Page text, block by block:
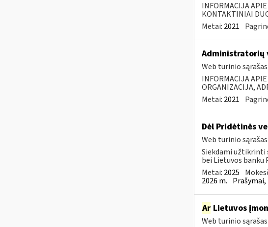
INFORMACIJA
KONTAKTINIAI
Metai: 2021
Administratorių
Web turinio sąrašas
INFORMACIJA
ORGANIZACIJA,
Metai: 2021
Dėl Pridėtinės
Web turinio sąrašas
Siekdami užtikrinti
bei Lietuvos banku
Metai: 2025
2026 m.
ArLietuvos
Web turinio sąrašas